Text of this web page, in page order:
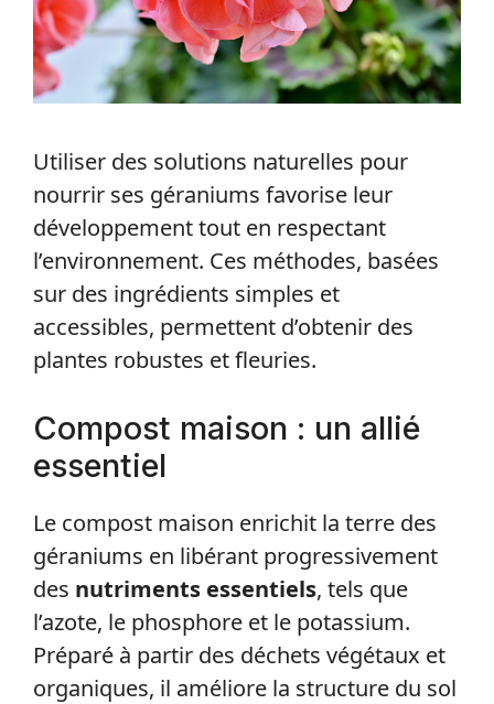
Utiliser des solutions naturelles pour
nourrir ses géraniums favorise leur
développement tout en respectant
l’environnement. Ces méthodes, basées
sur des ingrédients simples et
accessibles, permettent d’obtenir des
plantes robustes et fleuries.
Compost maison : un allié
essentiel
Le compost maison enrichit la terre des
géraniums en libérant progressivement
des nutriments essentiels, tels que
l’azote, le phosphore et le potassium.
Préparé à partir des déchets végétaux et
organiques, il améliore la structure du sol